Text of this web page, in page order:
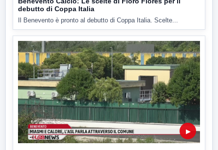
debutto di Coppa Italia
Il Benevento è pronto al debutto di Coppa Italia. Scelte...
▶